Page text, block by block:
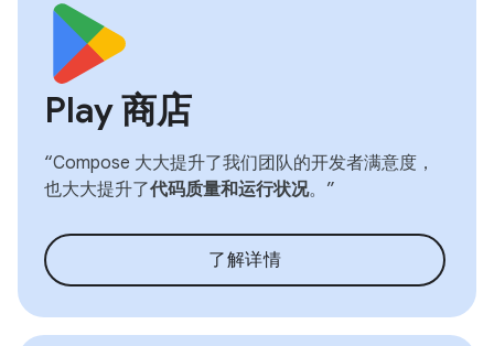
Play 商店
“Compose 大大提升了我们团队的开发者满意度，
也大大提升了代码质量和运行状况。”
了解详情